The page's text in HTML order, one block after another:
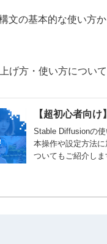
文の基本的な使い方か
げ方・使い方につい
【超初心者向
Stable Diffusionの
本操作や設定方法
ついてもご紹介しま